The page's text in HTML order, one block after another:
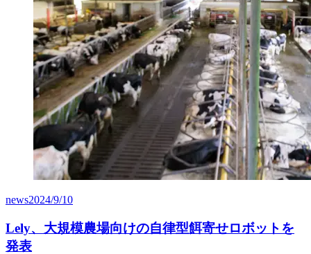
news2024/9/10
Lely、大規模農場向けの自律型餌寄せロボットを
発表